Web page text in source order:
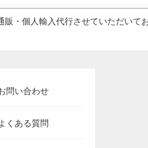
・個人輸入代行させていただいて
問い合わせ
くある質問